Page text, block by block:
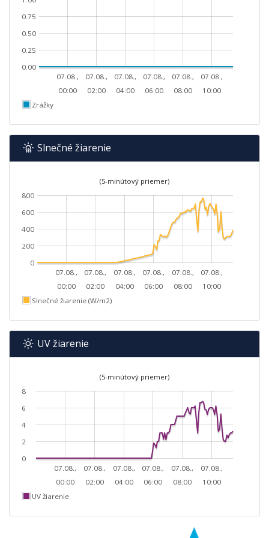
07.08.,
00:00
07.08.,
02:00
07.08.,
04:00
07.08.,
06:00
07.08.,
08:00
07.08.,
10:00
0.00
0.25
0.50
0.75
Zrážky
Slnečné žiarenie
(5-minútový priemer)
07.08.,
00:00
07.08.,
02:00
07.08.,
04:00
07.08.,
06:00
07.08.,
08:00
07.08.,
10:00
0
200
400
600
800
Slnečné žiarenie (W/m2)
UV žiarenie
(5-minútový priemer)
07.08.,
00:00
07.08.,
02:00
07.08.,
04:00
07.08.,
06:00
07.08.,
08:00
07.08.,
10:00
0
2
4
6
8
UV žiarenie